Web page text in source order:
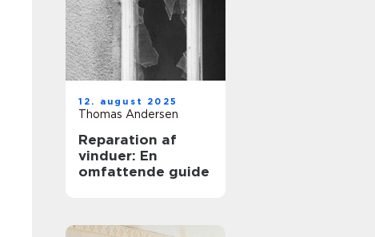
12. august 2025
Thomas Andersen
Reparation af
vinduer: En
omfattende guide